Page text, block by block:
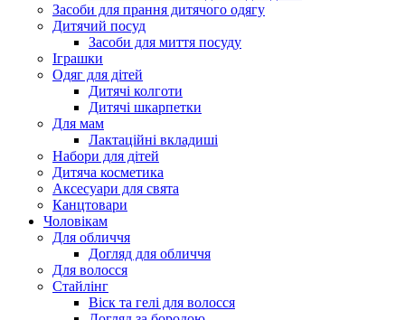
Засоби для прання дитячого одягу
Дитячий посуд
Засоби для миття посуду
Іграшки
Одяг для дітей
Дитячі колготи
Дитячі шкарпетки
Для мам
Лактаційні вкладиші
Набори для дітей
Дитяча косметика
Аксесуари для свята
Канцтовари
Чоловікам
Для обличчя
Догляд для обличчя
Для волосся
Стайлінг
Віск та гелі для волосся